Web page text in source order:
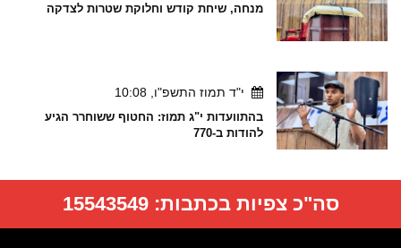
מנחה, שיחת קודש וחלוקת שטרות לצדקה
י"ד תמוז התשפ"ו, 10:08
בהתוועדות י"ג תמוז: החטוף ששוחרר הגיע
להודות ב-770
סה"כ צפיות בכתבות:15543549